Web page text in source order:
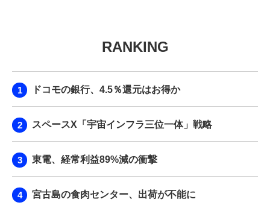
RANKING
ドコモの銀行、4.5％還元はお得か
スペースX「宇宙インフラ三位一体」戦略
東電、経常利益89%減の衝撃
宮古島の食肉センター、出荷が不能に